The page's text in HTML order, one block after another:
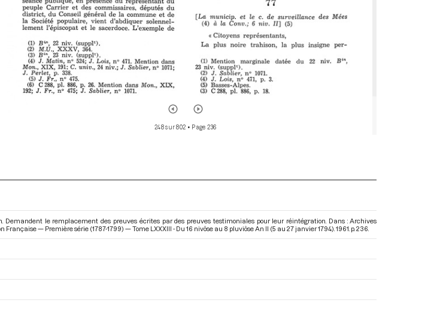
248 sur 802 • Page 236
Demandent le remplacement des preuves écrites par des preuves testimoniales pour leur réintégration. Dans : Archives
— Première série (1787-1799) — Tome LXXXIII - Du 16 nivôse au 8 pluviôse An II (5 au 27 janvier 1794) . 1961. p. 236.